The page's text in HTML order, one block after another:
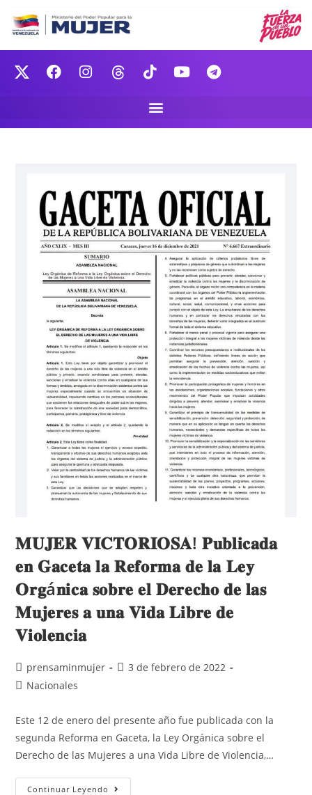
𝐌𝐔𝐉𝐄𝐑 𝐕𝐈𝐂𝐓𝐎𝐑𝐈𝐎𝐒𝐀! 𝐏𝐮𝐛𝐥𝐢𝐜𝐚𝐝𝐚
𝐞𝐧 𝐆𝐚𝐜𝐞𝐭𝐚 𝐥𝐚 𝐑𝐞𝐟𝐨𝐫𝐦𝐚 𝐝𝐞 𝐥𝐚 𝐋𝐞𝐲
𝐎𝐫𝐠á𝐧𝐢𝐜𝐚 𝐬𝐨𝐛𝐫𝐞 𝐞𝐥 𝐃𝐞𝐫𝐞𝐜𝐡𝐨 𝐝𝐞 𝐥𝐚𝐬
𝐌𝐮𝐣𝐞𝐫𝐞𝐬 𝐚 𝐮𝐧𝐚 𝐕𝐢𝐝𝐚 𝐋𝐢𝐛𝐫𝐞 𝐝𝐞
𝐕𝐢𝐨𝐥𝐞𝐧𝐜𝐢𝐚
prensaminmujer
3 de febrero de 2022
Nacionales
Este 12 de enero del presente año fue publicada con la
segunda Reforma en Gaceta, la Ley Orgánica sobre el
Derecho de las Mujeres a una Vida Libre de Violencia,…
Continuar Leyendo